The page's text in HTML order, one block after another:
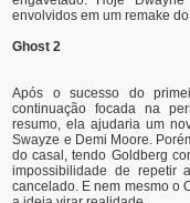
envolvidos em um remake
Ghost 2
Após o sucesso do
continuação focada na
resumo, ela ajudaria um
Swayze e Demi Moore.
do casal, tendo Goldberg
impossibilidade de repetir
cancelado. E nem mesmo o